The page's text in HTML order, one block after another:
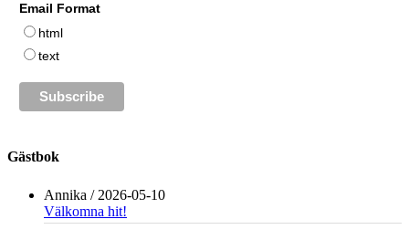
Email Format
html
text
Gästbok
Annika / 2026-05-10
Välkomna hit!